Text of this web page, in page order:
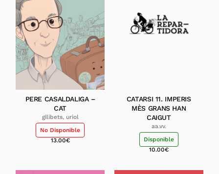
PERE CASALDALIGA –
CAT
gilibets, uriol
No Disponible
13.00€
CATARSI 11. IMPERIS
MÈS GRANS HAN
CAIGUT
aa.vv.
Disponible
10.00€